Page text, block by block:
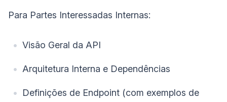
Para Partes Interessadas Internas:
Visão Geral da API
Arquitetura Interna e Dependências
Definições de Endpoint (com exemplos de